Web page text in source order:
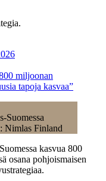
miljoonan
tapoja kasvaa”
Suomessa
Nimlas Finland
kasvua 800
osana pohjoismaisen